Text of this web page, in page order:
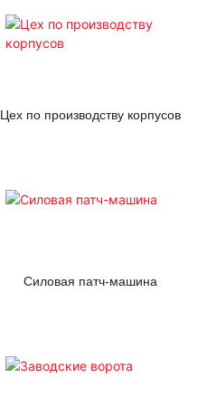
Цех по производству корпусов
Силовая патч-машина